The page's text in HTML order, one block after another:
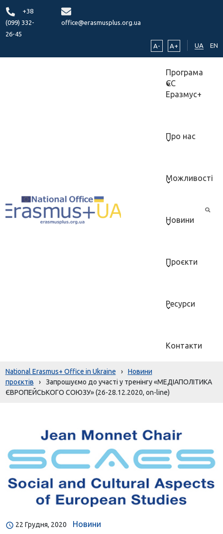
+38
(099) 332-
26-45
office@erasmusplus.org.ua
A- A+ UA EN
Програма
ЄС
Еразмус+
Про нас
Можливості
Новини
Проєкти
Ресурси
Контакти
National Erasmus+ Office in Ukraine ›
Новини
проєктів
›
Запрошуємо до участі у тренінгу «МЕДІАПОЛІТИКА
ЄВРОПЕЙСЬКОГО СОЮЗУ» (26-28.12.2020, on-line)
22 Грудня, 2020 Новини